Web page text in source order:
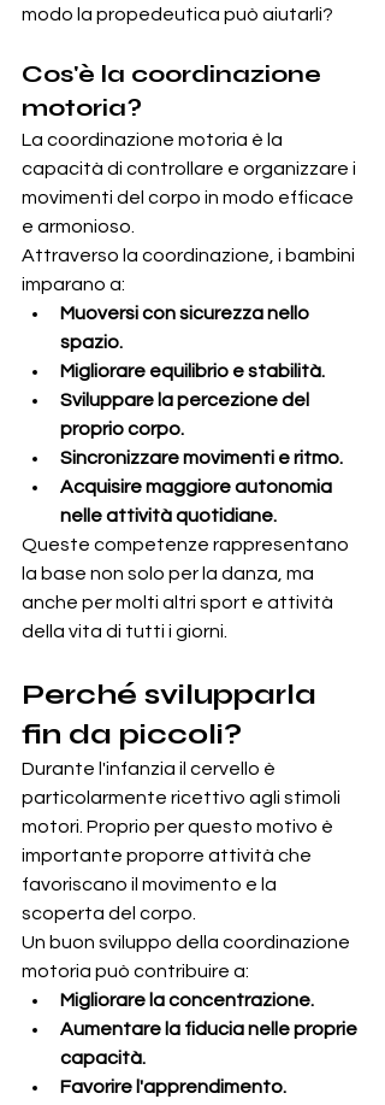
modo la propedeutica può aiutarli?
Cos'è la coordinazione
motoria?
La coordinazione motoria è la
capacità di controllare e organizzare i
movimenti del corpo in modo efficace
e armonioso.
Attraverso la coordinazione, i bambini
imparano a:
Muoversi con sicurezza nello
spazio.
Migliorare equilibrio e stabilità.
Sviluppare la percezione del
proprio corpo.
Sincronizzare movimenti e ritmo.
Acquisire maggiore autonomia
nelle attività quotidiane.
Queste competenze rappresentano
la base non solo per la danza, ma
anche per molti altri sport e attività
della vita di tutti i giorni.
Perché svilupparla
fin da piccoli?
Durante l'infanzia il cervello è
particolarmente ricettivo agli stimoli
motori. Proprio per questo motivo è
importante proporre attività che
favoriscano il movimento e la
scoperta del corpo.
Un buon sviluppo della coordinazione
motoria può contribuire a:
Migliorare la concentrazione.
Aumentare la fiducia nelle proprie
capacità.
Favorire l'apprendimento.